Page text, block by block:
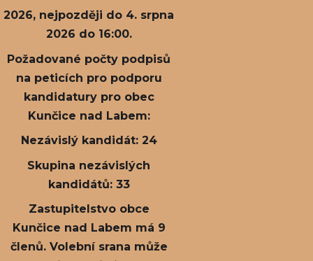
2026, nejpozději do 4. srpna
2026 do 16:00.
Požadované počty podpisů
na peticích pro podporu
kandidatury pro obec
Kunčice nad Labem:
Nezávislý kandidát: 24
Skupina nezávislých
kandidátů: 33
Zastupitelstvo obce
Kunčice nad Labem má 9
členů. Volební srana může